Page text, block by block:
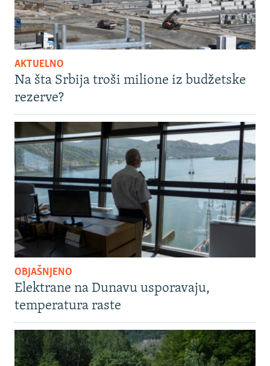
AKTUELNO
Na šta Srbija troši milione iz budžetske
rezerve?
OBJAŠNJENO
Elektrane na Dunavu usporavaju,
temperatura raste